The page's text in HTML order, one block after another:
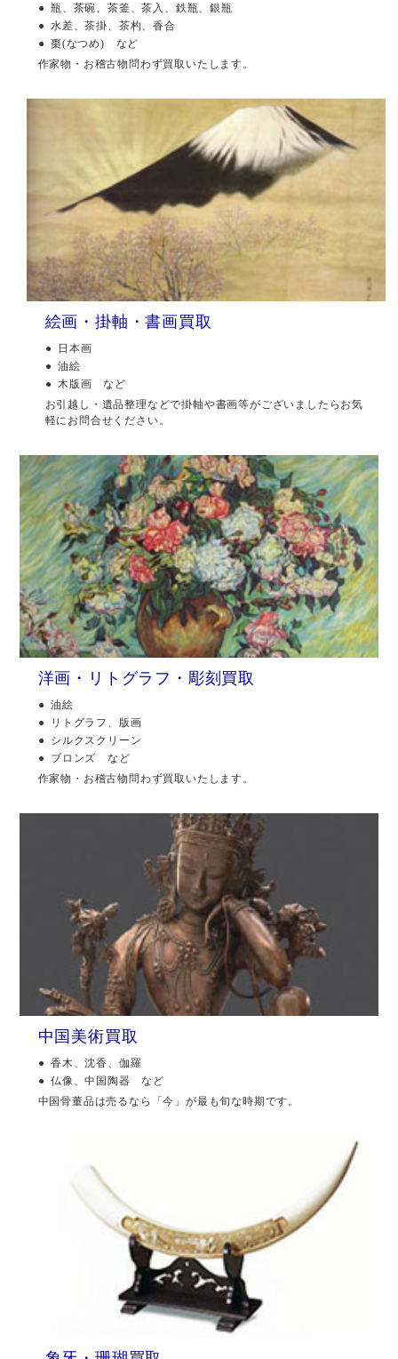
瓶、茶碗、茶釜、茶入、鉄瓶、銀瓶
水差、茶掛、茶杓、香合
棗(なつめ) など
作家物・お稽古物問わず買取いたします。
絵画・掛軸・書画買取
日本画
油絵
木版画 など
お引越し・遺品整理などで掛軸や書画等がございましたらお気
軽にお問合せください。
洋画・リトグラフ・彫刻買取
油絵
リトグラフ、版画
シルクスクリーン
ブロンズ など
作家物・お稽古物問わず買取いたします。
中国美術買取
香木、沈香、伽羅
仏像、中国陶器 など
中国骨董品は売るなら「今」が最も旬な時期です。